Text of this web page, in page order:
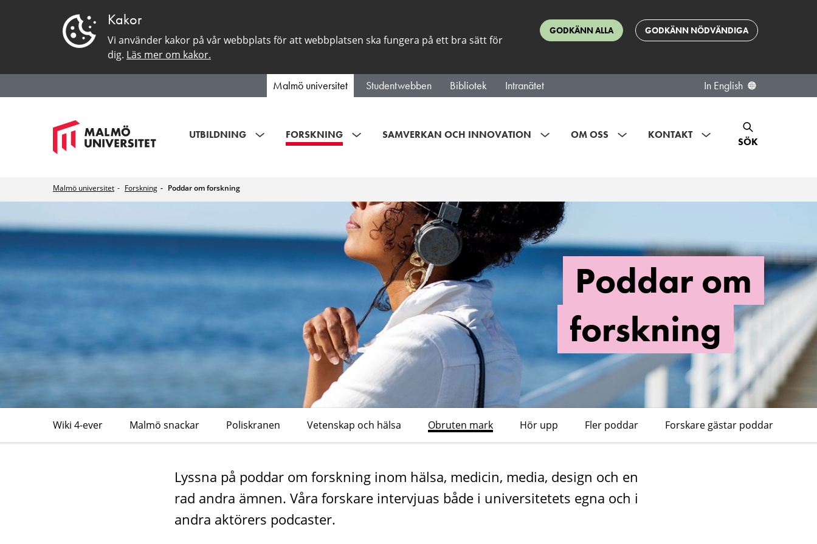
Kakor
Vi använder kakor på vår webbplats för att webbplatsen ska fungera på ett bra sätt för
dig. Läs mer om kakor.
GODKÄNN ALLA GODKÄNN NÖDVÄNDIGA
Malmö universitet Studentwebben Bibliotek Intranätet In English
UTBILDNING FORSKNING SAMVERKAN OCH INNOVATION OM OSS KONTAKT
SÖK
Malmö universitet Forskning Poddar om forskning
Poddar
om
forskning
Poddar om
forskning
Wiki 4-ever Malmö snackar Poliskranen Vetenskap och hälsa Obruten mark Hör upp Fler poddar Forskare gästar poddar
Lyssna på poddar om forskning inom hälsa, medicin, media, design och en
rad andra ämnen. Våra forskare intervjuas både i universitetets egna och i
andra aktörers podcaster.